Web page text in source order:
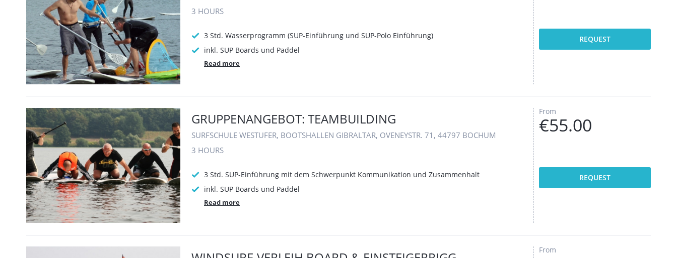
3 HOURS
3 Std. Wasserprogramm (SUP-Einführung und SUP-Polo Einführung)
inkl. SUP Boards und Paddel
Read more
REQUEST
GRUPPENANGEBOT: TEAMBUILDING
SURFSCHULE WESTUFER, BOOTSHALLEN GIBRALTAR, OVENEYSTR. 71, 44797 BOCHUM
3 HOURS
3 Std. SUP-Einführung mit dem Schwerpunkt Kommunikation und Zusammenhalt
inkl. SUP Boards und Paddel
Read more
From
€55.00
REQUEST
From